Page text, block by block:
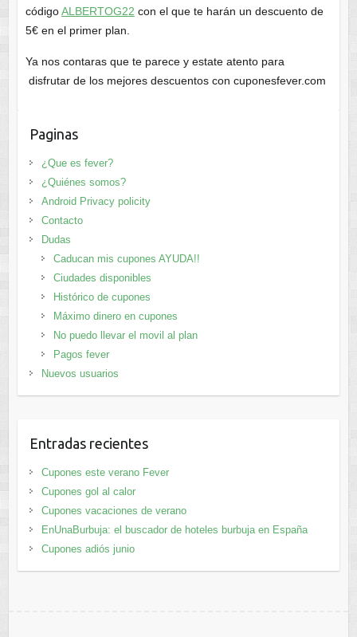
códigoALBERTOG22 con el que te harán un descuento de
5€ en el primer plan.
Ya nos contaras que te parece y estate atento para
disfrutar de los mejores descuentos con cuponesfever.com
Paginas
¿Que es fever?
¿Quiénes somos?
Android Privacy policity
Contacto
Dudas
Caducan mis cupones AYUDA!!
Ciudades disponibles
Histórico de cupones
Máximo dinero en cupones
No puedo llevar el movil al plan
Pagos fever
Nuevos usuarios
Entradas recientes
Cupones este verano Fever
Cupones gol al calor
Cupones vacaciones de verano
EnUnaBurbuja: el buscador de hoteles burbuja en España
Cupones adiós junio